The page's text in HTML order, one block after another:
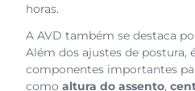
horas.
A AVD também se destaca
Além dos ajustes de postura,
componentes importantes
como altura do assento,